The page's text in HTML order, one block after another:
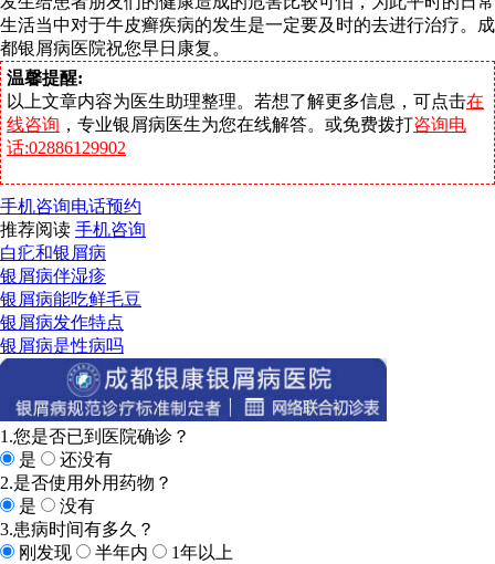
生活当中对于牛皮癣疾病的发生是一定要及时的去进行治疗。成
都银屑病医院祝您早日康复。
温馨提醒:
以上文章内容为医生助理整理。若想了解更多信息，可点击在
线咨询 ，专业银屑病医生为您在线解答。或免费拨打咨询电
话:02886129902
手机咨询电话预约
推荐阅读 手机咨询
白疕和银屑病
银屑病伴湿疹
银屑病能吃鲜毛豆
银屑病发作特点
银屑病是性病吗
1.您是否已到医院确诊？
是
还没有
2.是否使用外用药物？
是
没有
3.患病时间有多久？
刚发现
半年内
1年以上